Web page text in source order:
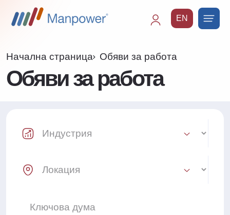
EN
Начална страница Обяви за работа
Обяви за работа
Industry Select
Location Select